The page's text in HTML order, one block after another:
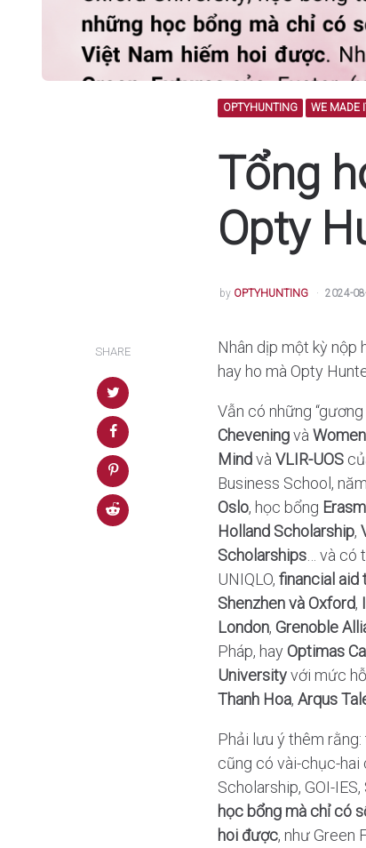
OPTYHUNTING WE MADE
Tổng
Opty
POSTED
by OPTYHUNTING 2024-
SHARE
Nhân dịp một kỳ nộp
hay ho mà Opty
Vẫn có những
Cheveningvà
Mindvà VLIR-UOS
Business School,
Oslo, học bổng
Holland Scholarship,
Scholarships… và có
UNIQLO, financial aid
Shenzhen và Oxford,
London, Grenoble
Pháp, hay Optimas
Universityvới mức hỗ
Thanh Hoa, Arqus
Phải lưu ý thêm
cũng có vài-chục-hai
Scholarship, GOI-
học bổng mà chỉ có
hoi được, như Green